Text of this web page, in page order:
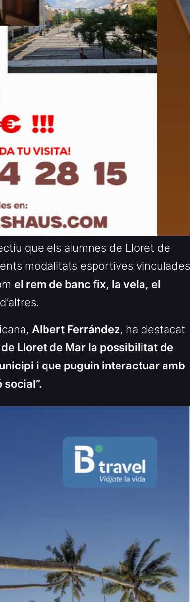
que els alumnes de Lloret de
modalitats esportives vinculades
el rem de banc fix, la vela, el
Albert Ferrández, ha destacat
Lloret de Mar la possibilitat de
i que puguin interactuar amb